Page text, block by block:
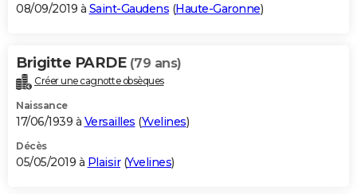
08/09/2019 à Saint-Gaudens (Haute-Garonne)
Brigitte PARDE (79 ans)
Créer une cagnotte obsèques
Naissance
17/06/1939 à Versailles (Yvelines)
Décès
05/05/2019 à Plaisir(Yvelines)